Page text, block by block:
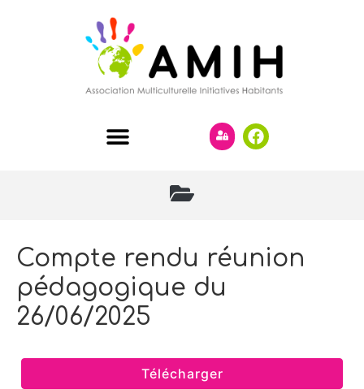
Compte rendu réunion
pédagogique du
26/06/2025
Télécharger